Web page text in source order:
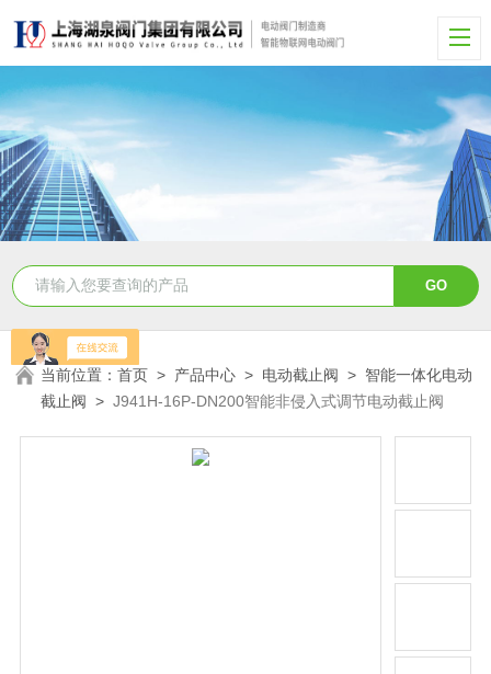
当前位置：首页 > 产品中心 > 电动截止阀 > 智能一体化电动
截止阀 >J941H-16P-DN200智能非侵入式调节电动截止阀